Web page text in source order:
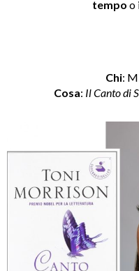
tempo o
Chi:
Cosa: Il Canto di